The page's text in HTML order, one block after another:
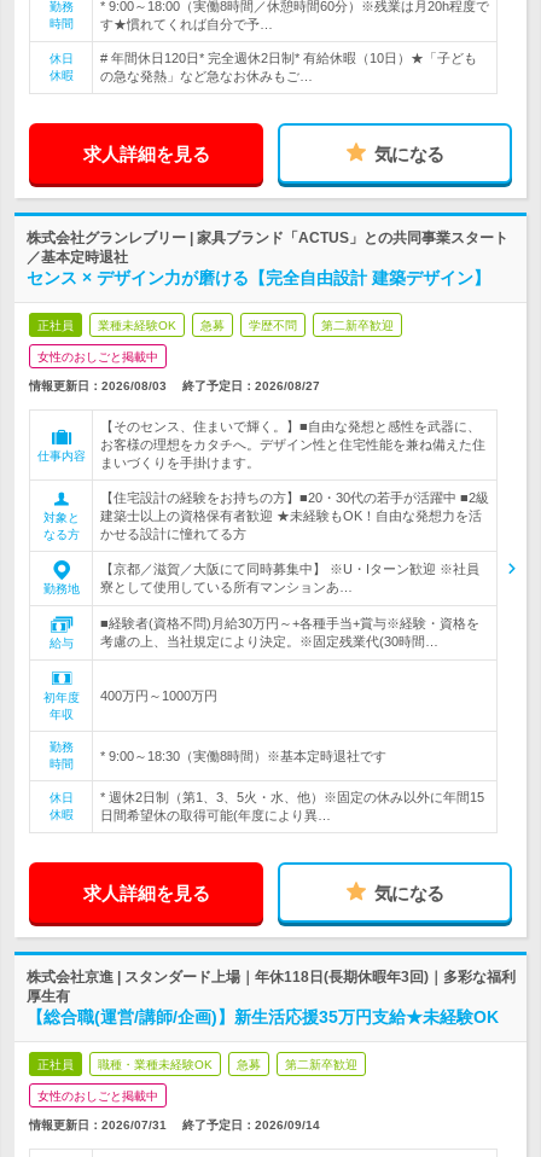
勤務
時間
* 9:00～18:00（実働8時間／休憩時間60分）※残業は月20h程度で
す★慣れてくれば自分で予…
休日
休暇
# 年間休日120日* 完全週休2日制* 有給休暇（10日）★「子ども
の急な発熱」など急なお休みもご…
求人詳細を見る 気になる
株式会社グランレブリー | 家具ブランド「ACTUS」との共同事業スタート
／基本定時退社
センス × デザイン力が磨ける【完全自由設計 建築デザイン】
正社員 業種未経験OK 急募 学歴不問 第二新卒歓迎
女性のおしごと掲載中
情報更新日：2026/08/03 終了予定日： 2026/08/27
仕事内容
【そのセンス、住まいで輝く。】■自由な発想と感性を武器に、
お客様の理想をカタチへ。デザイン性と住宅性能を兼ね備えた住
まいづくりを手掛けます。
対象と
なる方
【住宅設計の経験をお持ちの方】■20・30代の若手が活躍中 ■2級
建築士以上の資格保有者歓迎 ★未経験もOK！自由な発想力を活
かせる設計に憧れてる方
勤務地
【京都／滋賀／大阪にて同時募集中】 ※U・Iターン歓迎 ※社員
寮として使用している所有マンションあ…
給与
■経験者(資格不問)月給30万円～+各種手当+賞与※経験・資格を
考慮の上、当社規定により決定。※固定残業代(30時間…
初年度
年収
400万円～1000万円
勤務
時間
* 9:00～18:30（実働8時間）※基本定時退社です
休日
休暇
* 週休2日制（第1、3、5火・水、他）※固定の休み以外に年間15
日間希望休の取得可能(年度により異…
求人詳細を見る 気になる
株式会社京進 | スタンダード上場｜年休118日(長期休暇年3回)｜多彩な福利
厚生有
【総合職(運営/講師/企画)】新生活応援35万円支給★未経験OK
正社員 職種・業種未経験OK 急募 第二新卒歓迎
女性のおしごと掲載中
情報更新日：2026/07/31 終了予定日： 2026/09/14